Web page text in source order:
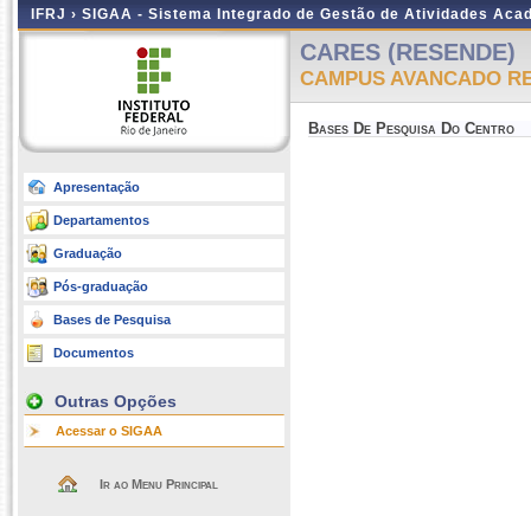
IFRJ › SIGAA - Sistema Integrado de Gestão de Atividades
Apresentação
Departamentos
Graduação
Pós-graduação
Bases de Pesquisa
Documentos
Outras Opções
Acessar o SIGAA
Ir ao Menu Principal
CARES (RESENDE)
CAMPUS AVANCADO
Bases De Pesquisa Do Centro